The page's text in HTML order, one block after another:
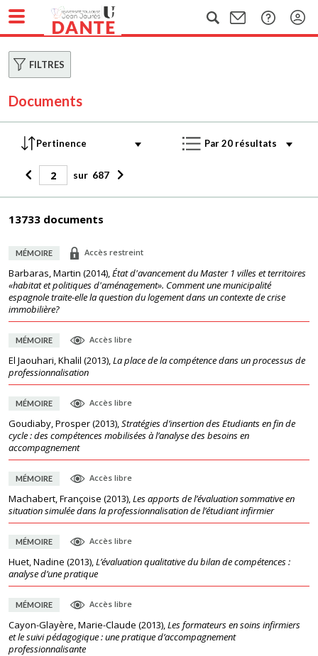
FILTRES
Documents
sur 687
13733 documents
MÉMOIRE Accès restreint
Barbaras, Martin (2014),État d'avancement du Master 1 villes et territoires
«habitat et politiques d'aménagement». Comment une municipalité
espagnole traite-elle la question du logement dans un contexte de crise
immobilière?
MÉMOIRE Accès libre
El Jaouhari, Khalil (2013),La place de la compétence dans un processus de
professionnalisation
MÉMOIRE Accès libre
Goudiaby, Prosper(2013),Stratégies d’insertion des Etudiants en fin de
cycle : des compétences mobilisées à l’analyse des besoins en
accompagnement
MÉMOIRE Accès libre
Machabert, Françoise (2013),Les apports de l’évaluation sommative en
situation simulée dans la professionnalisation de l’étudiant infirmier
MÉMOIRE Accès libre
Huet, Nadine (2013),L’évaluation qualitative du bilan de compétences :
analyse d’une pratique
MÉMOIRE Accès libre
Cayon-Glayère, Marie-Claude (2013),Les formateurs en soins infirmiers
et le suivi pédagogique : une pratique d’accompagnement
professionnalisante